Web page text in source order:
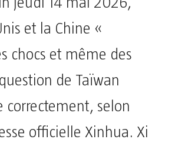
et la Chine «
chocs et même des
de Taïwan
correctement, selon
officielle Xinhua. Xi